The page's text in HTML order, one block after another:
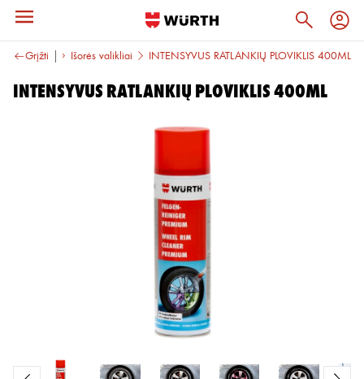
Grįžti
priemonės Išorės valikliai INTENSYVUS RATLANKIŲ PLOVIKLIS 400ML
INTENSYVUS RATLANKIŲ PLOVIKLIS 400ML